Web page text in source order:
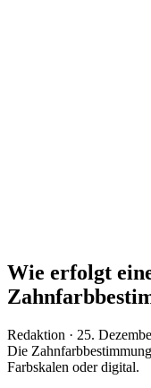
Wie erfolgt
Redaktion ·
am
25.
Die
Farbskalen oder digital.